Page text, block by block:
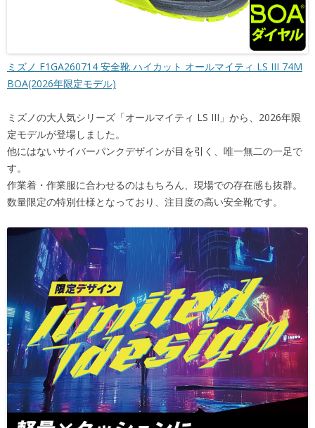
ミズノ F1GA260714 安全靴 ハイカット オールマイティ LS III 74M
BOA(2026年限定モデル)
ミズノの大人気シリーズ「オールマイティ LS III」から、2026年限
定モデルが登場しました。
他にはないサイバーパンクデザインが目を引く、唯一無二の一足で
す。
作業着・作業服に合わせるのはもちろん、現場での存在感も抜群。
数量限定の特別仕様となっており、注目度の高い安全靴です。